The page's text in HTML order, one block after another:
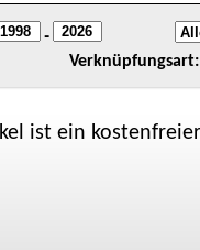
-
Verknüpfungsart:
ist ein